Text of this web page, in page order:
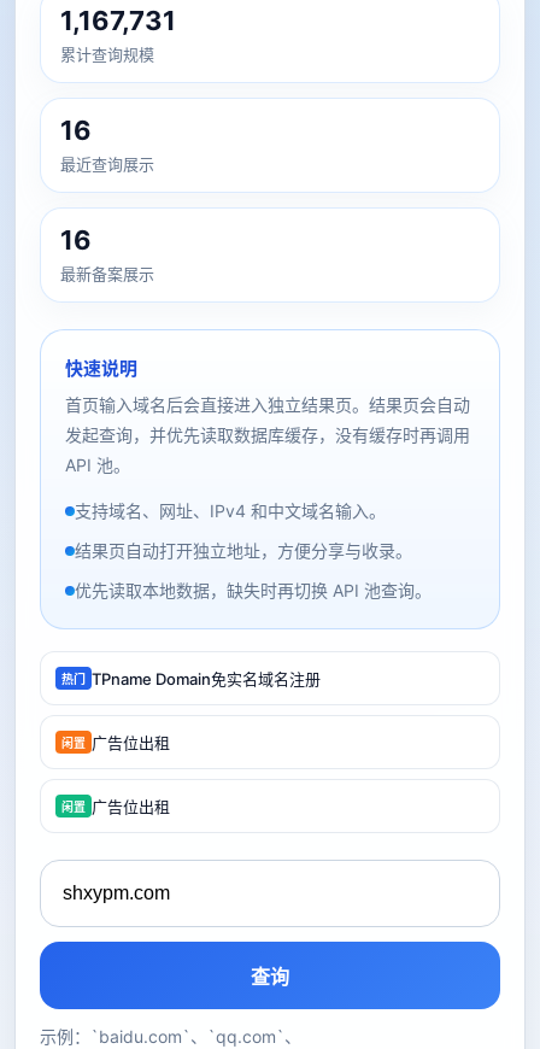
1,167,731
累计查询规模
16
最近查询展示
16
最新备案展示
快速说明
首页输入域名后会直接进入独立结果页。结果页会自动
发起查询，并优先读取数据库缓存，没有缓存时再调用
API 池。
支持域名、网址、IPv4 和中文域名输入。
结果页自动打开独立地址，方便分享与收录。
优先读取本地数据，缺失时再切换 API 池查询。
热门 TPname Domain免实名域名注册
闲置 广告位出租
闲置 广告位出租
查询
示例：`baidu.com`、`qq.com`、